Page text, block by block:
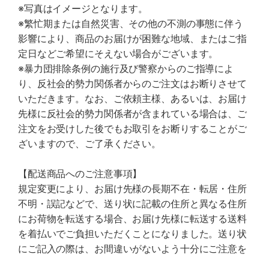
※写真はイメージとなります。
※繁忙期または自然災害、その他の不測の事態に伴う
影響により、商品のお届けが困難な地域、またはご指
定日などご希望にそえない場合がございます。
※暴力団排除条例の施行及び警察からのご指導によ
り、反社会的勢力関係者からのご注文はお断りさせて
いただきます。なお、ご依頼主様、あるいは、お届け
先様に反社会的勢力関係者が含まれている場合は、ご
注文をお受けした後でもお取引をお断りすることがご
ざいますので、ご了承ください。
【配送商品へのご注意事項】
規定変更により、お届け先様の長期不在・転居・住所
不明・誤記などで、送り状に記載の住所と異なる住所
にお荷物を転送する場合、お届け先様に転送する送料
を着払いでご負担いただくことになりました。送り状
にご記入の際は、お間違いがないよう十分にご注意を